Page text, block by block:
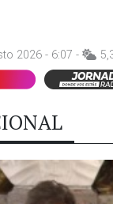
2026 - 6:07 -